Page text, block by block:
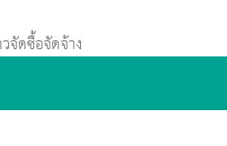
จัดซื้อจัดจ้าง